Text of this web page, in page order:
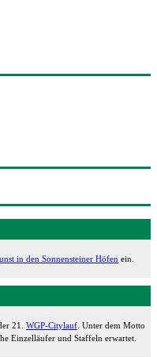
in den Sonnensteiner Höfen ein.
21. WGP-Citylauf . Unter dem Motto
Einzelläufer und Staffeln erwartet.